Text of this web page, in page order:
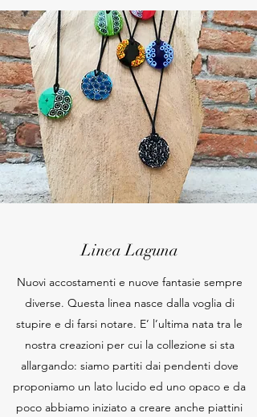
Linea Laguna
Nuovi accostamenti e nuove fantasie sempre
diverse. Questa linea nasce dalla voglia di
stupire e di farsi notare. E’ l’ultima nata tra le
nostra creazioni per cui la collezione si sta
allargando: siamo partiti dai pendenti dove
proponiamo un lato lucido ed uno opaco e da
poco abbiamo iniziato a creare anche piattini